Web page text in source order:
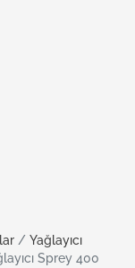
/ Yağlayıcı
Sprey 400